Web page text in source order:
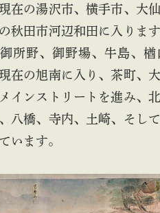
在の湯沢市、横手市、大
秋田市河辺和田に入りま
所野、御野場、牛島、
在の旭南に入り、茶町、
インストリートを進み、
八橋、寺内、土崎、そし
います。